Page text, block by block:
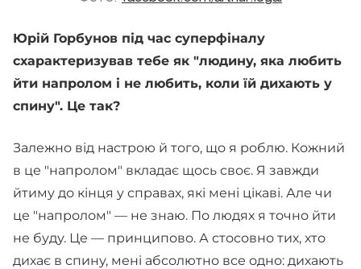
Юрій Горбунов під час суперфіналу
схарактеризував тебе як "людину, яка любить
йти напролом і не любить, коли їй дихають у
спину". Це так?
Залежно від настрою й того, що я роблю. Кожний
в це "напролом" вкладає щось своє. Я завжди
йтиму до кінця у справах, які мені цікаві. Але чи
це "напролом" — не знаю. По людях я точно йти
не буду. Це — принципово. А стосовно тих, хто
дихає в спину, мені абсолютно все одно: дихають